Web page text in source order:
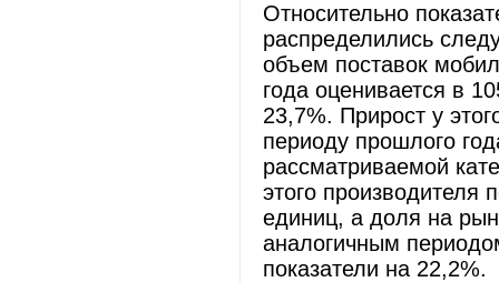
Относительно
распределились
объем поставок
года оценивается в
23,7%. Прирост у
периоду прошлого
рассматриваемой
этого производителя
единиц, а доля на
аналогичным
показатели на 22,2%.